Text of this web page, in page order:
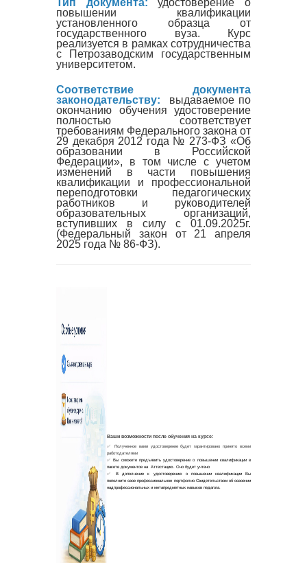
повышении квалификации
установленного образца от
государственного вуза. Курс
реализуется в рамках сотрудничества
с Петрозаводским государственным
университетом.
Соответствие документа
законодательству: выдаваемое по
окончанию обучения удостоверение
полностью соответствует
требованиям Федерального закона от
29 декабря 2012 года № 273-ФЗ «Об
образовании в Российской
Федерации», в том числе с учетом
изменений в части повышения
квалификации и профессиональной
переподготовки педагогических
работников и руководителей
образовательных организаций,
вступивших в силу с 01.09.2025г.
(Федеральный закон от 21 апреля
2025 года № 86-ФЗ).